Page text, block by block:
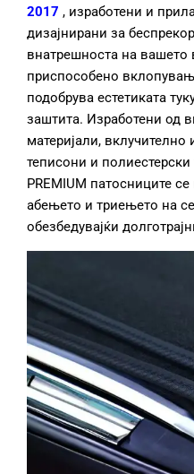
2017 , изработени и
дизајнирани за
внатрешноста на вашето
приспособено
подобрува естетиката
заштита. Изработени од
материјали,
теписони и полиестерски
PREMIUM патосниците
абењето и триењето на
обезбедувајќи